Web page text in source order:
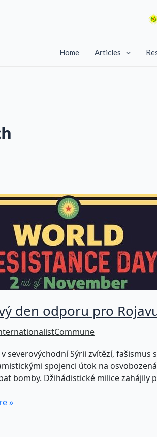
Home Articles
den odporu pro
v severovýchodní Sýrii zvítězí,
spojenci útok na
bomby. Džihádistické milice
»